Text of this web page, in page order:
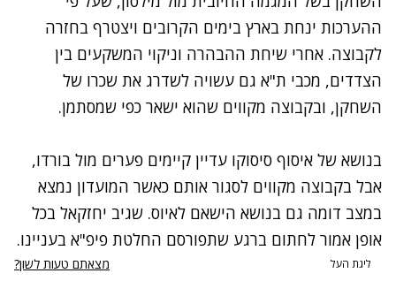
ההערכות ינחת בארץ בימים הקרובים ויצטרף בחזרה
לקבוצה. אחרי שיחת ההבהרה וניקוי המשקעים בין
הצדדים, מכבי ת"א גם עשויה לשדרג את שכרו של
השחקן, ובקבוצה מקווים שהוא ישאר כפי שמסתמן.
בנושא של איסוף סיסוקו עדיין קיימים פערים מול בורדו,
אבל בקבוצה מקווים לסגור אותם כאשר המועדון נמצא
במצב דומה גם בנושא הישאם לאיוס. שגיב יחזקאל בכל
אופן אמור לחתום ברגע שתפורסם החלטת פיפ"א בעניינו.
ליגת העל מצאתם טעות לשון?